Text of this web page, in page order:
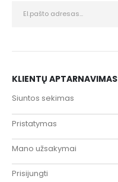
KLIENTŲ APTARNAVIMAS
Siuntos sekimas
Pristatymas
Mano užsakymai
Prisijungti